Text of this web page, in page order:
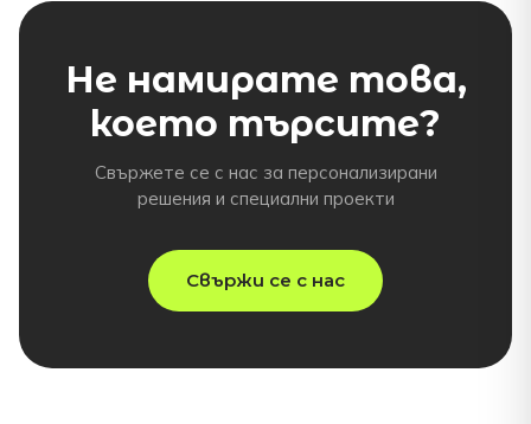
Не намирате това,
което търсите?
Свържете се с нас за персонализирани
решения и специални проекти
Свържи се с нас